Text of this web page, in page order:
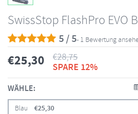
SwissStop FlashPro EVO
5 / 5- 1 Bewertung
€25,30 €28,75
SPARE 12%
WÄHLE:
Blau €25,30